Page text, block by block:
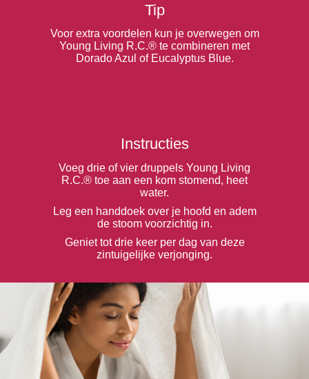
Tip
Voor extra voordelen kun je overwegen om
Young Living R.C.® te combineren met
Dorado Azul of Eucalyptus Blue.
Instructies
Voeg drie of vier druppels Young Living
R.C.® toe aan een kom stomend, heet
water.
Leg een handdoek over je hoofd en adem
de stoom voorzichtig in.
Geniet tot drie keer per dag van deze
zintuigelijke verjonging.